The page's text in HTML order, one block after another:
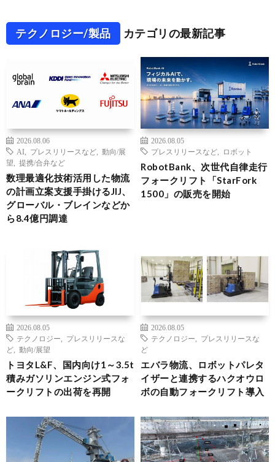
テクノロジー/製品 カテゴリの最新記事
2026.08.06
AI
プレスリリースなど
動向/展
望
提携/合弁など
数理最適化技術活用した物流
の計画立案支援手掛けるJIJ、
グローバル・ブレインなどか
ら8.4億円調達
2026.08.05
プレスリリースなど
ロボット
RobotBank、次世代自律走行
フォークリフト「StarFork
1500」の販売を開始
2026.08.05
テクノロジー
プレスリリースな
ど
動向/展望
トヨタL&F、国内向け1～3.5t
積みガソリンエンジン式フォ
ークリフトの出荷を再開
2026.08.05
テクノロジー
プレスリリースな
ど
エバラ物流、ロボットパレタ
イザーと連携するハクオウロ
ボの自動フォークリフト導入